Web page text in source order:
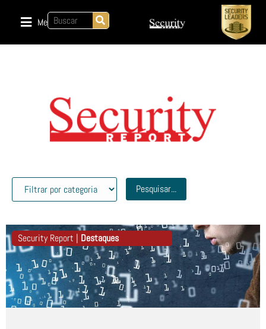
Menu
Pesquisar...
Security Report | Destaques